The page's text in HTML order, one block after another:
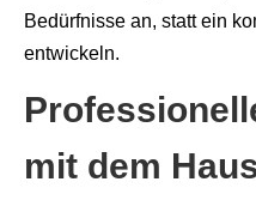
Bedürfnisse an, statt ein
entwickeln.
mit dem